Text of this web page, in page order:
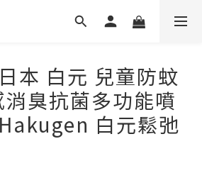
本 白元 兒童防蚊
臭抗菌多功能噴
白元鬆弛